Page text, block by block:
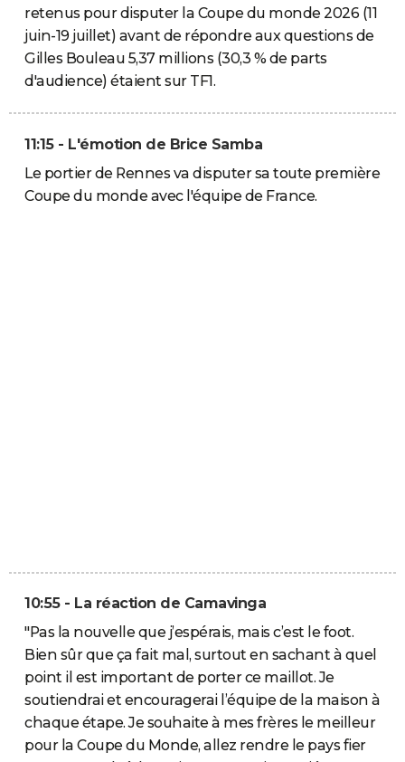
retenus pour disputer la Coupe du monde 2026 (11
juin-19 juillet) avant de répondre aux questions de
Gilles Bouleau 5,37 millions (30,3 % de parts
d'audience) étaient sur TF1.
11:15 - L'émotion de Brice Samba
Le portier de Rennes va disputer sa toute première
Coupe du monde avec l'équipe de France.
10:55 - La réaction de Camavinga
"Pas la nouvelle que j’espérais, mais c’est le foot.
Bien sûr que ça fait mal, surtout en sachant à quel
point il est important de porter ce maillot. Je
soutiendrai et encouragerai l’équipe de la maison à
chaque étape. Je souhaite à mes frères le meilleur
pour la Coupe du Monde, allez rendre le pays fier